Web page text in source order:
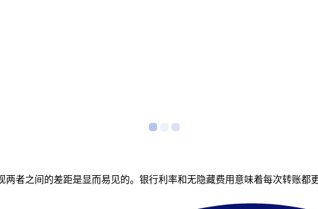
者之间的差距是显而易见的。银行利率和无隐藏费用意味着每次转账都更